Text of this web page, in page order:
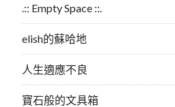
.:: Empty Space ::.
elish的蘇哈地
人生適應不良
寶石般的文具箱